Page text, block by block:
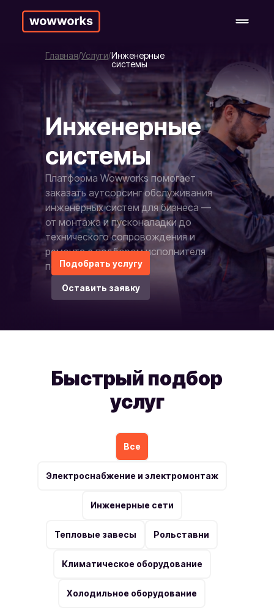
Главная Услуги Инженерные
системы
Инженерные
системы
Платформа Wowworks помогает
заказать аутсорсинг обслуживания
инженерных систем для бизнеса —
от монтажа и пусконаладки до
технического сопровождения и
ремонта с подбором исполнителя
под объект и задачу.
Подобрать услугу
Оставить заявку
Быстрый подбор
услуг
Все
Электроснабжение и электромонтаж
Инженерные сети
Тепловые завесы Рольставни
Климатическое оборудование
Холодильное оборудование